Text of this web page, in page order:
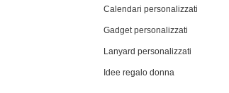
Calendari personalizzati
Gadget personalizzati
Lanyard personalizzati
Idee regalo donna